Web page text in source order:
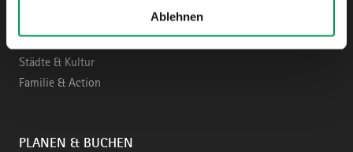
Ablehnen
Aktiv & Naturziele
Städte & Kultur
Familie & Action
PLANEN & BUCHEN